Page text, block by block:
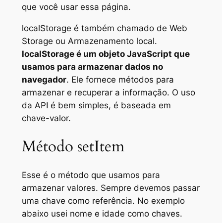
que você usar essa página.
localStorage é também chamado de Web
Storage ou Armazenamento local.
localStorage é um objeto JavaScript que
usamos para armazenar dados no
navegador. Ele fornece métodos para
armazenar e recuperar a informação. O uso
da API é bem simples, é baseada em
chave-valor.
Método setItem
Esse é o método que usamos para
armazenar valores. Sempre devemos passar
uma chave como referência. No exemplo
abaixo usei nome e idade como chaves.